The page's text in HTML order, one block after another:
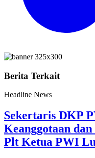
Berita Terkait
Headline News
Sekertaris DKP
Keanggotaan
Plt Ketua PWI